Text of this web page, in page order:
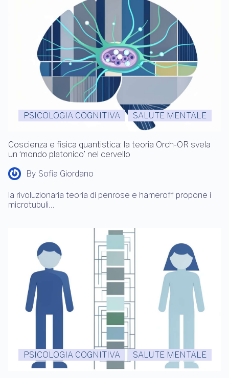
PSICOLOGIA COGNITIVA SALUTE MENTALE
Coscienza e fisica quantistica: la teoria Orch-OR svela
un ‘mondo platonico’ nel cervello
By Sofia Giordano
la rivoluzionaria teoria di penrose e hameroff propone i
microtubuli…
PSICOLOGIA COGNITIVA SALUTE MENTALE